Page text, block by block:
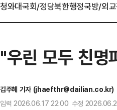
청와대국회/정당북한행정국방/외교
"우린 모두 친
김주혜 기자 (jhaefthr@dailian.co.kr)
입력 2026.06.17 22:00 수정